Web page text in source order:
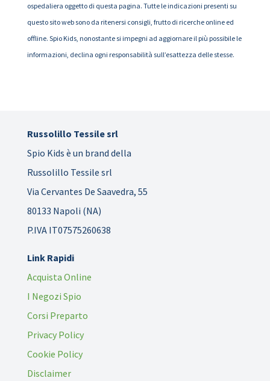
ospedaliera oggetto di questa pagina. Tutte le indicazioni presenti su
questo sito web sono da ritenersi consigli, frutto di ricerche online ed
offline. Spio Kids, nonostante si impegni ad aggiornare il più possibile le
informazioni, declina ogni responsabilità sull’esattezza delle stesse.
Russolillo Tessile srl
Spio Kids è un brand della
Russolillo Tessile srl
Via Cervantes De Saavedra, 55
80133 Napoli (NA)
P.IVA IT07575260638
Link Rapidi
Acquista Online
I Negozi Spio
Corsi Preparto
Privacy Policy
Cookie Policy
Disclaimer